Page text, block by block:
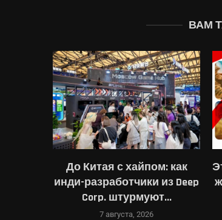
ВАМ
До Китая с хайпом: как
инди-разработчики из Deep
Corp. штурмуют...
7 августа, 2026